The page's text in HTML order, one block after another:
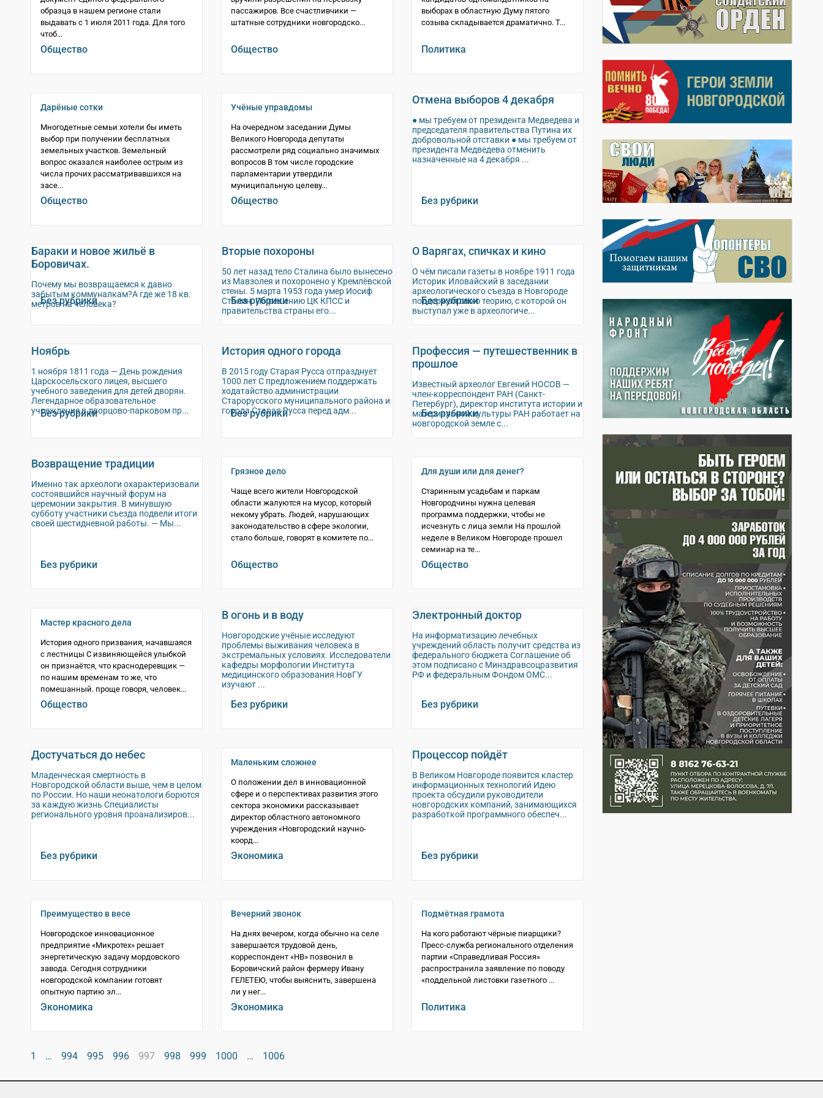
образца в нашем регионе стали
выдавать с 1 июля 2011 года. Для того
чтоб...
Общество
пассажиров. Все счастливчики —
штатные сотрудники новгородско...
Общество
выборах в областную Думу пятого
созыва складывается драматично. Т...
Политика
Дарёные сотки
Многодетные семьи хотели бы иметь
выбор при получении бесплатных
земельных участков. Земельный
вопрос оказался наиболее острым из
числа прочих рассматривавшихся на
засе...
Общество
Учёные управдомы
На очередном заседании Думы
Великого Новгорода депутаты
рассмотрели ряд социально значимых
вопросов В том числе городские
парламентарии утвердили
муниципальную целеву...
Общество
Отмена выборов 4 декабря
● мы требуем от президента Медведева и
председателя правительства Путина их
добровольной отставки ● мы требуем от
президента Медведева отменить
назначенные на 4 декабря ...
Без рубрики
Бараки и новое жильё в
Боровичах.
Почему мы возвращаемся к давно
забытым коммуналкам?А где же 18 кв.
метров на человека?
Без рубрики
Вторые похороны
50 лет назад тело Сталина было вынесено
из Мавзолея и похоронено у Кремлёвской
стены. 5 марта 1953 года умер Иосиф
Сталин. По решению ЦК КПСС и
правительства страны его...
Без рубрики
О Варягах, спичках и кино
О чём писали газеты в ноябре 1911 года
Историк Иловайский в заседании
археологического съезда в Новгороде
поддержал свою теорию, с которой он
выступал уже в археологиче...
Без рубрики
Ноябрь
1 ноября 1811 года — День рождения
Царскосельского лицея, высшего
учебного заведения для детей дворян.
Легендарное образовательное
учреждение в дворцово-парковом пр...
Без рубрики
История одного города
В 2015 году Старая Русса отпразднует
1000 лет С предложением поддержать
ходатайство администрации
Старорусского муниципального района и
города Старая Русса перед адм...
Без рубрики
Профессия — путешественник в
прошлое
Известный археолог Евгений НОСОВ —
член-корреспондент РАН (Санкт-
Петербург), директор института истории и
материальной культуры РАН работает на
новгородской земле с...
Без рубрики
Возвращение традиции
Именно так археологи охарактеризовали
состоявшийся научный форум на
церемонии закрытия. В минувшую
субботу участники съезда подвели итоги
своей шестидневной работы. — Мы...
Без рубрики
Грязное дело
Чаще всего жители Новгородской
области жалуются на мусор, который
некому убрать. Людей, нарушающих
законодательство в сфере экологии,
стало больше, говорят в комитете по...
Общество
Для души или для денег?
Старинным усадьбам и паркам
Новгородчины нужна целевая
программа поддержки, чтобы не
исчезнуть с лица земли На прошлой
неделе в Великом Новгороде прошел
семинар на те...
Общество
Мастер красного дела
История одного призвания, начавшаяся
с лестницы С извиняющейся улыбкой
он признаётся, что краснодеревщик —
по нашим временам то же, что
помешанный. проще говоря, человек...
Общество
В огонь и в воду
Новгородские учёные исследуют
проблемы выживания человека в
экстремальных условиях. Исследователи
кафедры морфологии Института
медицинского образования НовГУ
изучают ...
Без рубрики
Электронный доктор
На информатизацию лечебных
учреждений область получит средства из
федерального бюджета Соглашение об
этом подписано с Минздравсоцразвития
РФ и федеральным Фондом ОМС...
Без рубрики
Достучаться до небес
Младенческая смертность в
Новгородской области выше, чем в целом
по России. Но наши неонатологи борются
за каждую жизнь Специалисты
регионального уровня проанализиров...
Без рубрики
Маленьким сложнее
О положении дел в инновационной
сфере и о перспективах развития этого
сектора экономики рассказывает
директор областного автономного
учреждения «Новгородский научно-
коорд...
Экономика
Процессор пойдёт
В Великом Новгороде появится кластер
информационных технологий Идею
проекта обсудили руководители
новгородских компаний, занимающихся
разработкой программного обеспеч...
Без рубрики
Преимущество в весе
Новгородское инновационное
предприятие «Микротех» решает
энергетическую задачу мордовского
завода. Сегодня сотрудники
новгородской компании готовят
опытную партию эл...
Экономика
Вечерний звонок
На днях вечером, когда обычно на селе
завершается трудовой день,
корреспондент «НВ» позвонил в
Боровичский район фермеру Ивану
ГЕЛЕТЕЮ, чтобы выяснить, завершена
ли у нег...
Экономика
Подмётная грамота
На кого работают чёрные пиарщики?
Пресс-служба регионального отделения
партии «Справедливая Россия»
распространила заявление по поводу
«поддельной листовки газетного ...
Политика
1 … 994 995 996 997 998 999 1000 … 1006